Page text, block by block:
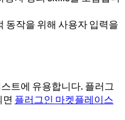
동작을 위해 사용자 입력을
트에 유용합니다. 플러그
면 플러그인 마켓플레이스